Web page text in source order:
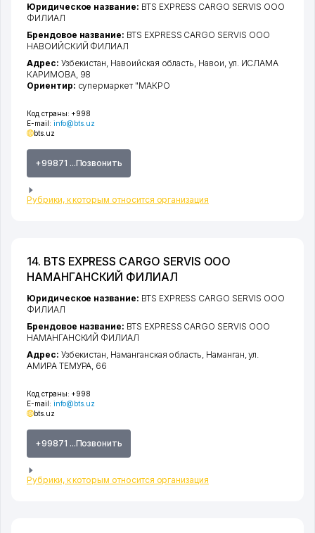
Код страны: +998
E-mail: info@bts.uz
bts.uz
+99871 ...Позвонить
Рубрики, к которым относится организация
Юридическое название: BTS EXPRESS CARGO SERVIS ООО
ФИЛИАЛ
Брендовое название: BTS EXPRESS CARGO SERVIS ООО
НАВОИЙСКИЙ ФИЛИАЛ
Адрес: Узбекистан, Навоийская область Навои ул. ИСЛАМА
КАРИМОВА, 98
Ориентир: супермаркет "МАКРО
14. BTS EXPRESS CARGO SERVIS ООО
НАМАНГАНСКИЙ ФИЛИАЛ
Код страны: +998
E-mail: info@bts.uz
bts.uz
+99871 ...Позвонить
Рубрики, к которым относится организация
Юридическое название: BTS EXPRESS CARGO SERVIS ООО
ФИЛИАЛ
Брендовое название: BTS EXPRESS CARGO SERVIS ООО
НАМАНГАНСКИЙ ФИЛИАЛ
Адрес: Узбекистан, Наманганская область Наманган ,ул.
АМИРА ТЕМУРА , 66